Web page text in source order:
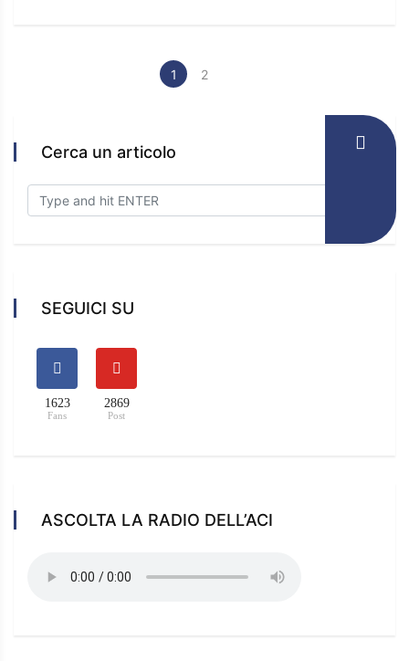
1 2
Cerca un articolo
SEGUICI SU
1623
Fans
2869
Post
ASCOLTA LA RADIO DELL’ACI